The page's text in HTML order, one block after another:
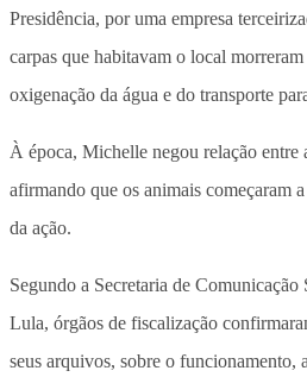
Presidência, por uma empresa
carpas que habitavam o local
oxigenação da água e do transporte
À época, Michelle negou relação entre
afirmando que os animais começaram
da ação.
Segundo a Secretaria de
Lula, órgãos de fiscalização
seus arquivos, sobre o funcionamento,